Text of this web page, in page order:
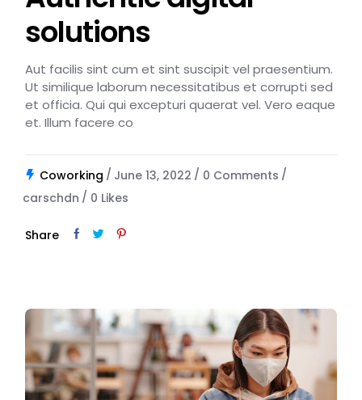
solutions
Aut facilis sint cum et sint suscipit vel praesentium.
Ut similique laborum necessitatibus et corrupti sed
et officia. Qui qui excepturi quaerat vel. Vero eaque
et. Illum facere co
Coworking June 13, 2022
0 Comments
carschdn
0 Likes
Share